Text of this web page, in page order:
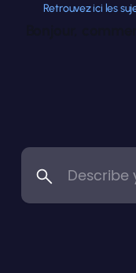
Retrouvez ici les